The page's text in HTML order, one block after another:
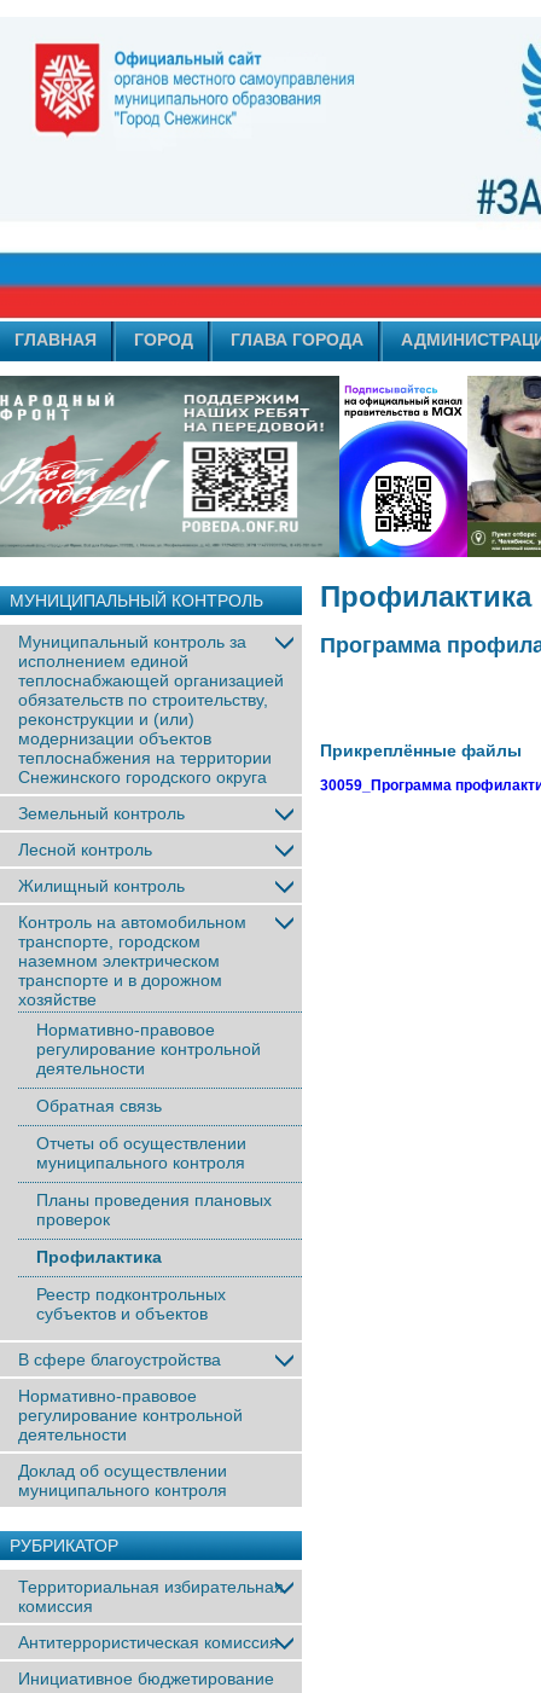
ГЛАВНАЯ ГОРОД ГЛАВА ГОРОДА
МУНИЦИПАЛЬНЫЙ КОНТРОЛЬ
Муниципальный контроль за
исполнением единой
теплоснабжающей организацией
обязательств по строительству,
реконструкции и (или)
модернизации объектов
теплоснабжения на территории
Снежинского городского округа
Земельный контроль
Лесной контроль
Жилищный контроль
Контроль на автомобильном
транспорте, городском
наземном электрическом
транспорте и в дорожном
хозяйстве
Нормативно-правовое
регулирование контрольной
деятельности
Обратная связь
Отчеты об осуществлении
муниципального контроля
Планы проведения плановых
проверок
Профилактика
Реестр подконтрольных
субъектов и объектов
В сфере благоустройства
Нормативно-правовое
регулирование контрольной
деятельности
Доклад об осуществлении
муниципального контроля
РУБРИКАТОР
Территориальная избирательная
комиссия
Антитеррористическая комиссия
Инициативное бюджетирование
Профилактика
Программа
Прикреплённые файлы
30059_Программа